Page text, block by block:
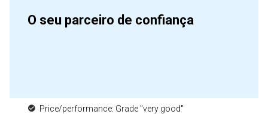
O seu parceiro de confiança
Price/performance: Grade "very good"